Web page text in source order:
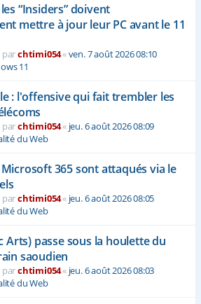
“Insiders” doivent
mettre à jour leur PC avant le 11
parchtimi054«ven. 7 août 2026 08:10
11
: l'offensive qui fait trembler les
parchtimi054« jeu. 6 août 2026 08:09
du Web
365 sont attaqués via le
parchtimi054« jeu. 6 août 2026 08:05
du Web
Arts) passe sous la houlette du
saoudien
parchtimi054« jeu. 6 août 2026 08:03
du Web